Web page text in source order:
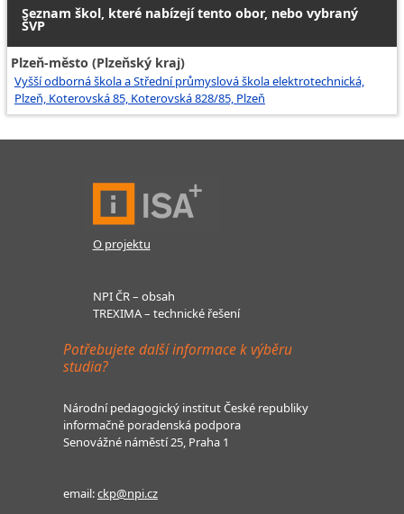
Seznam škol, které nabízejí tento obor, nebo vybraný
ŠVP
Plzeň-město (Plzeňský kraj)
Vyšší odborná škola a Střední průmyslová škola elektrotechnická,
Plzeň, Koterovská 85, Koterovská 828/85, Plzeň
O projektu
NPI ČR – obsah
TREXIMA – technické řešení
Potřebujete další informace k výběru
studia?
Národní pedagogický institut České republiky
informačně poradenská podpora
Senovážné náměstí 25, Praha 1
email:ckp@npi.cz